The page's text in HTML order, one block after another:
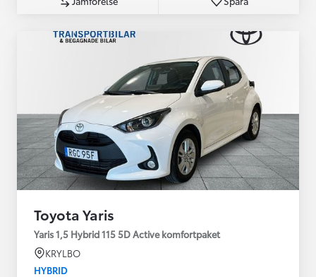
Toyota Yaris
Yaris 1,5 Hybrid 115 5D Active komfortpaket
KRYLBO
HYBRID